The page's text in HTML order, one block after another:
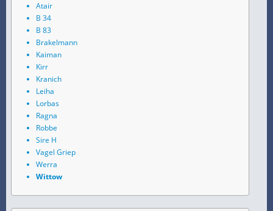
Atair
B 34
B 83
Brakelmann
Kaiman
Kirr
Kranich
Leiha
Lorbas
Ragna
Robbe
Sire H
Vagel Griep
Werra
Wittow